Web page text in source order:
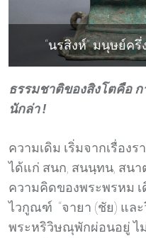
“นรสิงห์” มนุษย์ค
ธรรมชาติของสิงโตคือ
นักล่า!
ความเดิม เริ่มจากเรื่อง
ได้แก่ สนก, สนนฺทน, สน
ความคิดของพระพรหม
ไวกูณฑ์ “จายา (ชัย) แล
พระหริวิษณุพักผ่อนอยู่ ไ